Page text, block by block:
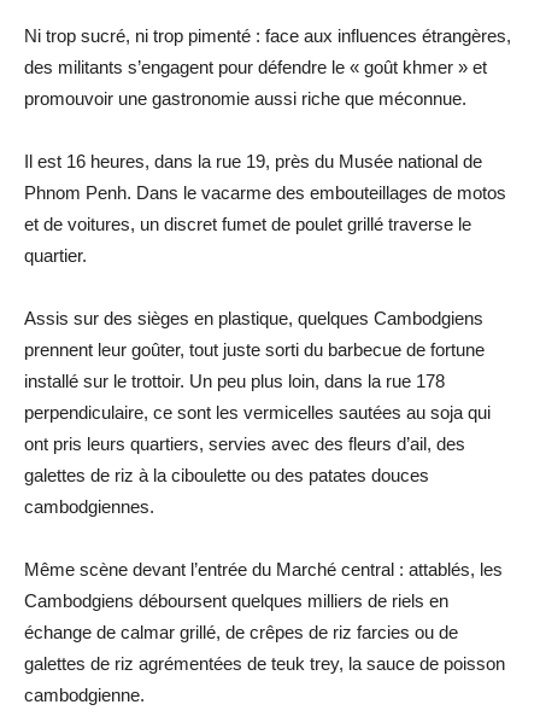
Ni trop sucré, ni trop pimenté : face aux influences étrangères,
des militants s’engagent pour défendre le « goût khmer » et
promouvoir une gastronomie aussi riche que méconnue.
Il est 16 heures, dans la rue 19, près du Musée national de
Phnom Penh. Dans le vacarme des embouteillages de motos
et de voitures, un discret fumet de poulet grillé traverse le
quartier.
Assis sur des sièges en plastique, quelques Cambodgiens
prennent leur goûter, tout juste sorti du barbecue de fortune
installé sur le trottoir. Un peu plus loin, dans la rue 178
perpendiculaire, ce sont les vermicelles sautées au soja qui
ont pris leurs quartiers, servies avec des fleurs d’ail, des
galettes de riz à la ciboulette ou des patates douces
cambodgiennes.
Même scène devant l’entrée du Marché central : attablés, les
Cambodgiens déboursent quelques milliers de riels en
échange de calmar grillé, de crêpes de riz farcies ou de
galettes de riz agrémentées de teuk trey, la sauce de poisson
cambodgienne.